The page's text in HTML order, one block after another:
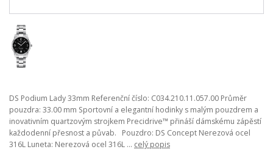
DS Podium Lady 33mm Referenční číslo: C034.210.11.057.00 Průměr
pouzdra: 33.00 mm Sportovní a elegantní hodinky s malým pouzdrem a
inovativním quartzovým strojkem Precidrive™ přináší dámskému zápěstí
každodenní přesnost a půvab. Pouzdro: DS Concept Nerezová ocel
316L Luneta: Nerezová ocel 316L ... celý popis